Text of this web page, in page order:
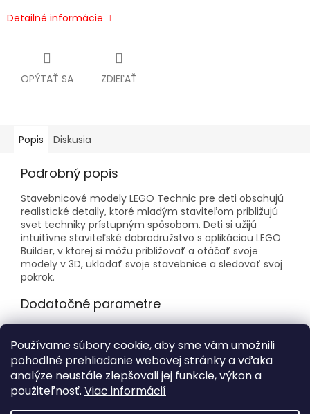
Používame súbory cookie, aby sme vám umožnili
pohodlné prehliadanie webovej stránky a vďaka
analýze neustále zlepšovali jej funkcie, výkon a
použiteľnosť. Viac informácií
Detailné informácie
OPÝTAŤ SA ZDIEĽAŤ
Popis Diskusia
Podrobný popis
Stavebnicové modely LEGO Technic pre deti obsahujú
realistické detaily, ktoré mladým staviteľom približujú
svet techniky prístupným spôsobom. Deti si užijú
intuitívne staviteľské dobrodružstvo s aplikáciou LEGO
Builder, v ktorej si môžu približovať a otáčať svoje
modely v 3D, ukladať svoje stavebnice a sledovať svoj
pokrok.
Dodatočné parametre
Vek:
9+
Počet dielikov: 452